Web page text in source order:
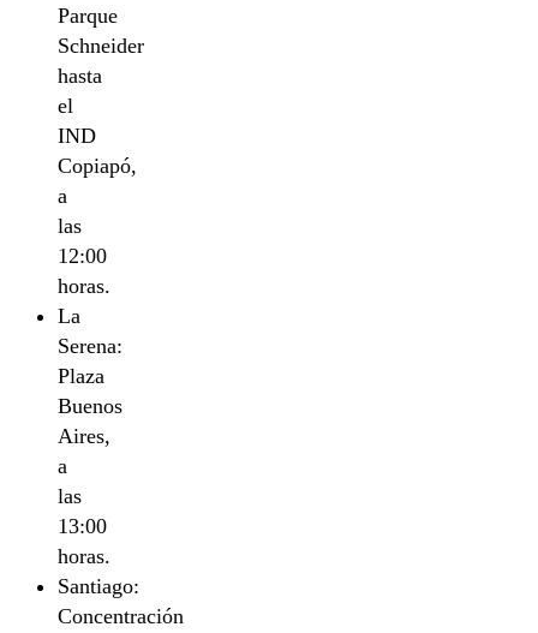
Parque
Schneider
hasta
el
IND
Copiapó,
a
las
12:00
horas.
La
Serena:
Plaza
Buenos
Aires,
a
las
13:00
horas.
Santiago:
Concentración